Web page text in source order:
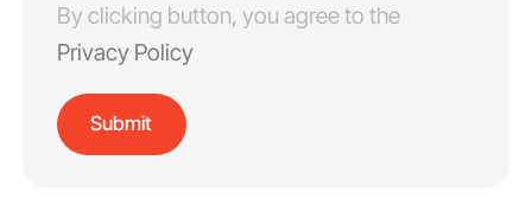
By clicking button, you agree to the
Privacy Policy